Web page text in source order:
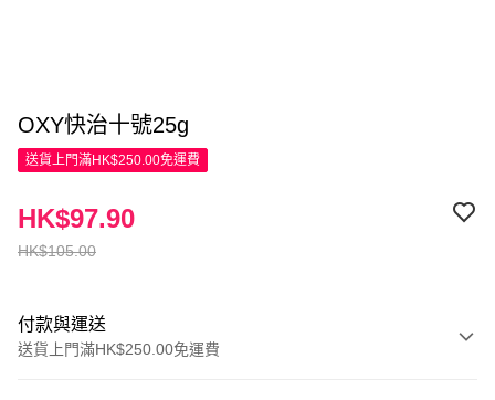
OXY快治十號25g
送貨上門滿HK$250.00免運費
HK$105.00
HK$97.90
付款與運送
送貨上門滿HK$250.00免運費